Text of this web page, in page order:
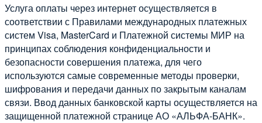
Услуга оплаты через интернет осуществляется в
соответствии с Правилами международных платежных
систем Visa, MasterCard и Платежной системы МИР на
принципах соблюдения конфиденциальности и
безопасности совершения платежа, для чего
используются самые современные методы проверки,
шифрования и передачи данных по закрытым каналам
связи. Ввод данных банковской карты осуществляется на
защищенной платежной странице АО «АЛЬФА-БАНК».